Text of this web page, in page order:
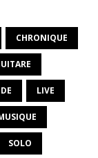
CHRONIQUE
LIVE
SOLO